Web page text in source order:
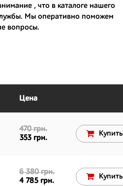
, что в каталоге нашего
Мы оперативно поможем
вопросы.
Цена
470 грн.
353 грн.
Купить
6 380 грн.
4 785 грн.
Купить